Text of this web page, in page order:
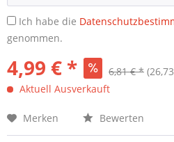
Ich habe die
genommen.
4,99 € * 6,81 € *
Aktuell Ausverkauft
Merken Bewerten